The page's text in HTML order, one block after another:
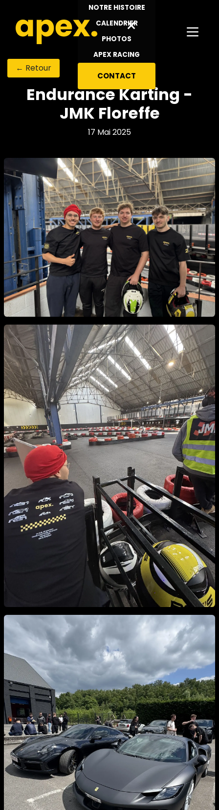
×
NOTRE HISTOIRE
CALENDRIER
PHOTOS
APEX RACING
CONTACT
← Retour
Endurance Karting -
JMK Floreffe
17 Mai 2025